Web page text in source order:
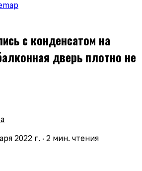
с конденсатом на
дверь плотно не
2022 г. · 2 мин. чтения